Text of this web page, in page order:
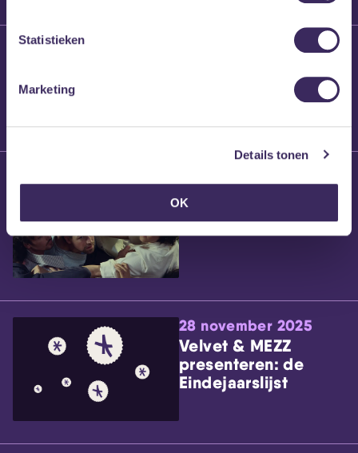
Statistieken
Marketing
Details tonen
OK
Brennt Vanneste
Willem’s Blog: Ão
28 november 2025
Velvet & MEZZ
presenteren: de
Eindejaarslijst